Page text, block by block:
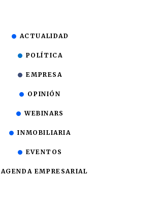
ACTUALIDAD
POLÍTICA
EMPRESA
OPINIÓN
WEBINARS
INMOBILIARIA
EVENTOS
AGENDA EMPRESARIAL